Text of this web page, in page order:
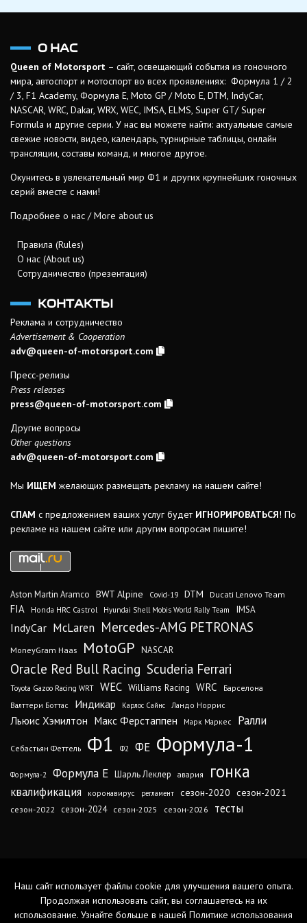
О НАС
Queen of Motorsport – сайт, освещающий события из гоночного
мира, автоспорт и мотоспорт во всех проявлениях: Формула 1 / 2
/ 3, F1 Academy, Формула Е, Moto GP / Moto E, DTM, IndyCar,
NASCAR, WRC, Dakar, WRX, WEC, IMSA, ELMS, Super GT/ Super
Formula и другие серии. У нас вы можете найти: актуальные самые
свежие новости, видео, календарь, турнирные таблицы, онлайн
трансляции, составы команд, и многое другое.
Окунитесь в увлекательный мир Ф1 и других крупнейших гоночных
серий вместе с нами!
Подробнее о нас / More about us
Правила (Rules)
О нас (About us)
Сотрудничество (презентация)
КОНТАКТЫ
Реклама и сотрудничество
Advertisement & Cooperation
adv@queen-of-motorsport.com
Пресс-релизы
Press releases
press@queen-of-motorsport.com
Другие вопросы
Other questions
adv@queen-of-motorsport.com
Мы ИЩЕМ желающих размещать рекламу на нашем сайте!
СПАМ с предложением ваших услуг будет ИГНОРИРОВАТЬСЯ! По
рекламе на нашем сайте или другим вопросам пишите!
Aston Martin Aramco BWT Alpine Covid-19 DTM Ducati Lenovo Team
FIA Honda HRC Castrol Hyundai Shell Mobis World Rally Team IMSA
IndyCar McLaren Mercedes-AMG PETRONAS
MoneyGram Haas MotoGP NASCAR
Oracle Red Bull Racing Scuderia Ferrari
Toyota Gazoo Racing WRT WEC Williams Racing WRC
Барселона
Валттери Боттас
Индикар Карлос Сайнс Ландо Норрис
Льюис Хэмилтон Макс Ферстаппен Марк Маркес Ралли
Себастьян Феттель Ф1 Ф2 ФЕ Формула-1
Формула-2 Формула Е Шарль Леклер авария гонка
квалификация коронавирус регламент сезон-2020 сезон-2021
сезон-2022 сезон-2024 сезон-2025 сезон-2026 тесты
Наш сайт использует файлы cookie для улучшения вашего опыта.
Продолжая использовать сайт, вы соглашаетесь на их
использование. Узнайте больше в нашей Политике использования